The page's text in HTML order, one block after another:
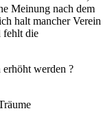
Meinung nach dem
halt mancher Verein
fehlt die
werden ?